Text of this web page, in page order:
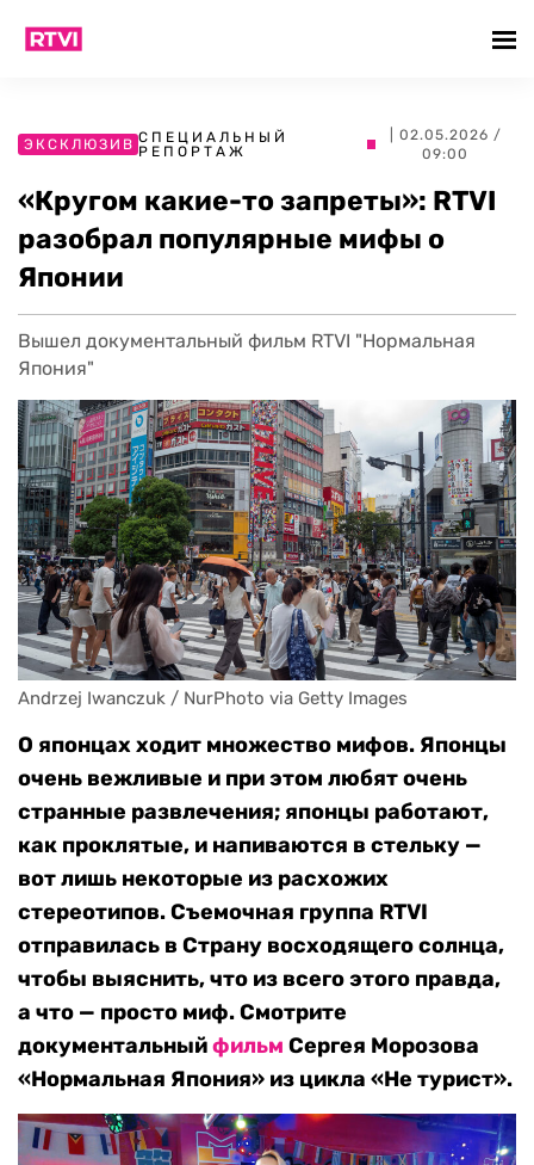
ЭКСКЛЮЗИВ СПЕЦИАЛЬНЫЙ
РЕПОРТАЖ
| 02.05.2026 /
09:00
«Кругом какие-то запреты»: RTVI
разобрал популярные мифы о
Японии
Вышел документальный фильм RTVI "Нормальная
Япония"
Andrzej Iwanczuk / NurPhoto via Getty Images
О японцах ходит множество мифов. Японцы
очень вежливые и при этом любят очень
странные развлечения; японцы работают,
как проклятые, и напиваются в стельку —
вот лишь некоторые из расхожих
стереотипов. Съемочная группа RTVI
отправилась в Страну восходящего солнца,
чтобы выяснить, что из всего этого правда,
а что — просто миф. Смотрите
документальныйфильм Сергея Морозова
«Нормальная Япония» из цикла «Не турист».